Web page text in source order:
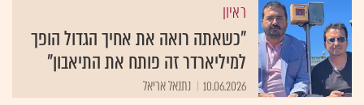
ראיון
"כשאתה רואה את אחיך הגדול הופך
למיליארדר זה פותח את התיאבון"
10.06.2026 נתנאל אריאל